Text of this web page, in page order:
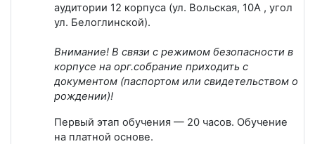
аудитории 12 корпуса (ул. Вольская, 10А , угол
ул. Белоглинской).
Внимание! В связи с режимом безопасности в
корпусе на орг.собрание приходить с
документом (паспортом или свидетельством о
рождении)!
Первый этап обучения — 20 часов. Обучение
на платной основе.